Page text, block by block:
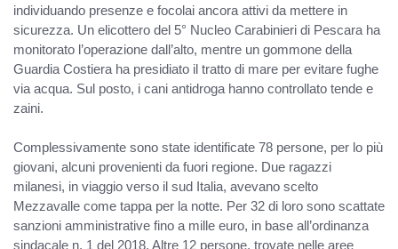
individuando presenze e focolai ancora attivi da mettere in
sicurezza. Un elicottero del 5° Nucleo Carabinieri di Pescara ha
monitorato l’operazione dall’alto, mentre un gommone della
Guardia Costiera ha presidiato il tratto di mare per evitare fughe
via acqua. Sul posto, i cani antidroga hanno controllato tende e
zaini.
Complessivamente sono state identificate 78 persone, per lo più
giovani, alcuni provenienti da fuori regione. Due ragazzi
milanesi, in viaggio verso il sud Italia, avevano scelto
Mezzavalle come tappa per la notte. Per 32 di loro sono scattate
sanzioni amministrative fino a mille euro, in base all’ordinanza
sindacale n. 1 del 2018. Altre 12 persone, trovate nelle aree